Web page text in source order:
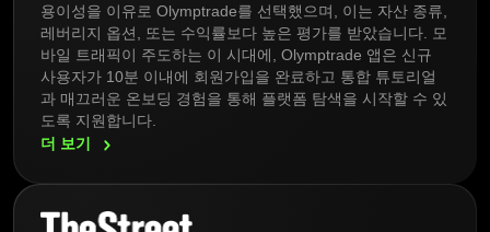
용이성을 이유로 Olymptrade를 선택했으며, 이는 자산 종류,
레버리지 옵션, 또는 수익률보다 높은 평가를 받았습니다. 모
바일 트래픽이 주도하는 이 시대에, Olymptrade 앱은 신규
사용자가 10분 이내에 회원가입을 완료하고 통합 튜토리얼
과 매끄러운 온보딩 경험을 통해 플랫폼 탐색을 시작할 수 있
도록 지원합니다.
더 보기